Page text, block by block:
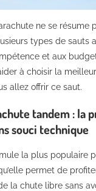
ne se résume
types de sauts
et aux
à choisir la
allez offrir ce saut.
tandem : la
souci technique
la plus populaire
permet de
la chute libre sans